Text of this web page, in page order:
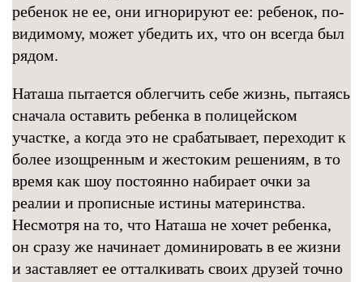
ребенок не ее, они игнорируют ее: ребенок, по-
видимому, может убедить их, что он всегда был
рядом.
Наташа пытается облегчить себе жизнь, пытаясь
сначала оставить ребенка в полицейском
участке, а когда это не срабатывает, переходит к
более изощренным и жестоким решениям, в то
время как шоу постоянно набирает очки за
реалии и прописные истины материнства.
Несмотря на то, что Наташа не хочет ребенка,
он сразу же начинает доминировать в ее жизни
и заставляет ее отталкивать своих друзей точно